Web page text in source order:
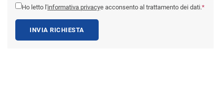
Ho letto l'informativa privacye acconsento al trattamento dei dati.*
INVIA RICHIESTA